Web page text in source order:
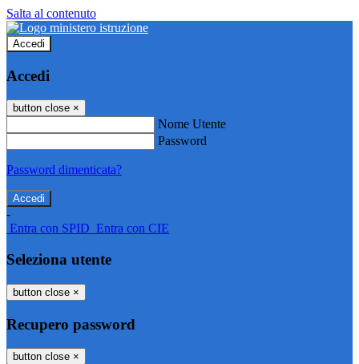
Salta al contenuto
Accedi
Accedi
button close ×
Nome Utente
Password
Password dimenticata?
-
Entra con SPID Entra con CIE
Seleziona utente
button close ×
Recupero password
button close ×